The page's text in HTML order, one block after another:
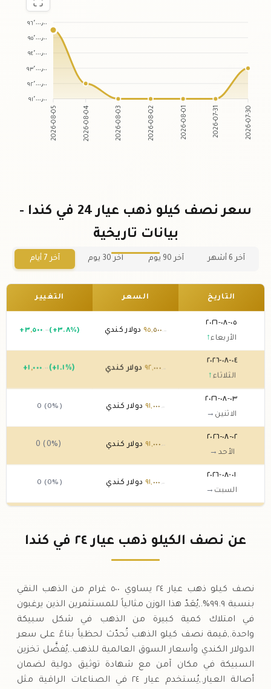
٩٦٬٠٠٠٫٠٠
٩٥٬٠٠٠٫٠٠
٩٤٬٠٠٠٫٠٠
٩٣٬٠٠٠٫٠٠
٩٢٬٠٠٠٫٠٠
٩١٬٠٠٠٫٠٠
2026-08-05 2026-08-04 2026-08-03 2026-08-02 2026-08-01 2026-07-31 2026-07-30
سعر نصف كيلو ذهب عيار 24 في كندا -
بيانات تاريخية
آخر 6 أشهر آخر 90 يوم آخر 30 يوم آخر 7 أيام
التاريخ السعر التغيير
٠٥-٠٨-٢٠٢٦
الأربعاء↑
٩٥,٥٠٠ .٠٠ دولار كندي + ٣,٥٠٠ .٠٠ (+٣.٨%)
٠٤-٠٨-٢٠٢٦
الثلاثاء ↑
٩٢ ,٠٠٠ دولار كندي +١ ,٠٠٠ .٠٠ (+١.١%)
٠٣-٠٨-٢٠٢٦
الاثنين →
٩١,٠٠٠ .٠٠ دولار كندي 0 (0%)
٠٢-٠٨-٢٠٢٦
الأحد →
٩١ ,٠٠٠ .٠٠ دولار كندي 0 (0%)
٠١-٠٨-٢٠٢٦
السبت →
٩١,٠٠٠ .٠٠ دولار كندي 0 (0%)
٩٣,٠٠٠ دولار كندي
عن نصف الكيلو ذهب عيار ٢٤ في كندا
نصف كيلو ذهب عيار ٢٤ يساوي ٥٠٠ غرام من الذهب النقي
بنسبة ٩٩.٩%.,يُعَدّ هذا الوزن مثالياً للمستثمرين الذين يرغبون
في امتلاك كمية كبيرة من الذهب في شكل سبيكة
واحدة.,قيمة نصف كيلو الذهب تُحدّث لحظياً بناءً على سعر
الدولار الكندي وأسعار السوق العالمية للذهب.,يُفضَّل تخزين
السبيكة في مكان آمن مع شهادة توثيق دولية لضمان
أصالة العيار.,يُستخدم عيار ٢٤ في الصناعات الراقية مثل